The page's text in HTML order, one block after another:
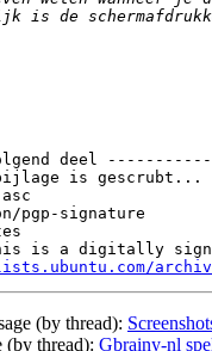
deel
is gescrubt...
pgp-signature
is a digitally
(by thread):
(by thread): Gbrainy-nl